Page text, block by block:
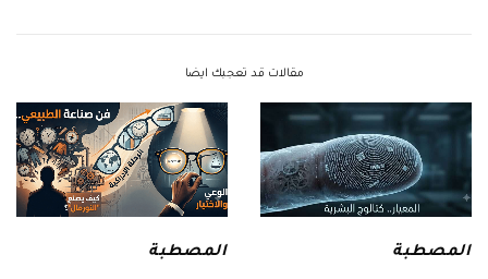
مقالات قد تعجبك ايضا
المصطبة المصطبة